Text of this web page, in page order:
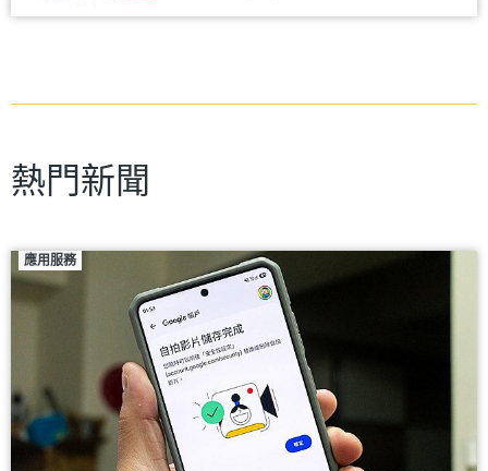
熱門新聞
應用服務